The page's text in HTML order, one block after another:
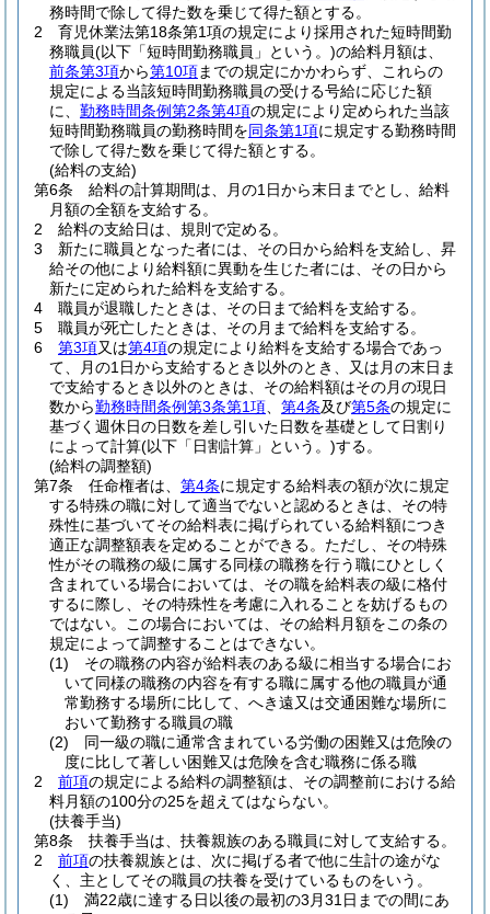
務時間で除して得た数を乗じて得た額とする。
2
育児休業法第18条第1項の規定により採用された短時間勤
務職員(以下「短時間勤務職員」という。)の給料月額は、
前条第3項から第10項までの規定にかかわらず、これらの
規定による当該短時間勤務職員の受ける号給に応じた額
に、 勤務時間条例第2条第4項の規定により定められた当該
短時間勤務職員の勤務時間を同条第1項に規定する勤務時間
で除して得た数を乗じて得た額とする。
(給料の支給)
第6条
給料の計算期間は、月の1日から末日までとし、給料
月額の全額を支給する。
2
給料の支給日は、規則で定める。
3
新たに職員となった者には、その日から給料を支給し、昇
給その他により給料額に異動を生じた者には、その日から
新たに定められた給料を支給する。
4
職員が退職したときは、その日まで給料を支給する。
5
職員が死亡したときは、その月まで給料を支給する。
6
第3項又は第4項の規定により給料を支給する場合であっ
て、月の1日から支給するとき以外のとき、又は月の末日ま
で支給するとき以外のときは、その給料額はその月の現日
数から勤務時間条例第3条第1項 第4条及び第5条の規定に
基づく週休日の日数を差し引いた日数を基礎として日割り
によって計算(以下「日割計算」という。)する。
(給料の調整額)
第7条
任命権者は、 第4条に規定する給料表の額が次に規定
する特殊の職に対して適当でないと認めるときは、その特
殊性に基づいてその給料表に掲げられている給料額につき
適正な調整額表を定めることができる。 ただし、その特殊
性がその職務の級に属する同様の職務を行う職にひとしく
含まれている場合においては、その職を給料表の級に格付
するに際し、その特殊性を考慮に入れることを妨げるもの
ではない。
この場合においては、その給料月額をこの条の
規定によって調整することはできない。
(1)
その職務の内容が給料表のある級に相当する場合にお
いて同様の職務の内容を有する職に属する他の職員が通
常勤務する場所に比して、へき遠又は交通困難な場所に
おいて勤務する職員の職
(2)
同一級の職に通常含まれている労働の困難又は危険の
度に比して著しい困難又は危険を含む職務に係る職
2
前項の規定による給料の調整額は、その調整前における給
料月額の100分の25を超えてはならない。
(扶養手当)
第8条
扶養手当は、扶養親族のある職員に対して支給する。
2
前項の扶養親族とは、次に掲げる者で他に生計の途がな
く、主としてその職員の扶養を受けているものをいう。
(1)
満22歳に達する日以後の最初の3月31日までの間にあ